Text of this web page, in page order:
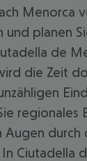
Menorca
und planen
de
die Zeit
regionales
durch
Ciutadella